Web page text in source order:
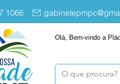
1066
Olá, Bem-vindo a